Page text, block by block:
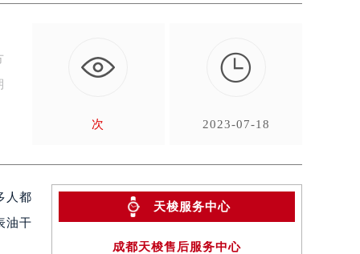
次

2023-07-18
人都
油干
天梭服务中心
成都天梭售后服务中心